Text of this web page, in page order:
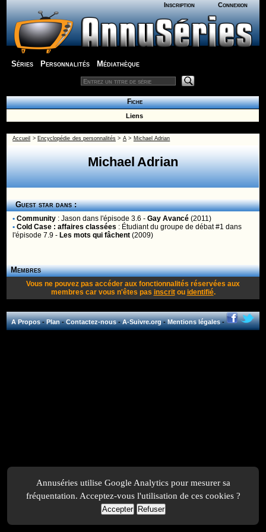
Inscription Connexion
Séries Personnalités Médiathèque
Fiche
Liens
Accueil > Encyclopédie des personnalités > A> Michael Adrian
Michael Adrian
Guest star dans :
• Community :Jason dans l'épisode 3.6 -Gay Avancé (2011)
• Cold Case : affaires classées : Étudiant du groupe de débat #1 dans
l'épisode 7.9 - Les mots qui fâchent (2009)
Membres
Vous ne pouvez pas accéder aux fonctionnalités réservées aux
membres car vous n'êtes pas inscritou identifié.
A Propos-Plan-Contactez-nous-A-Suivre.org-Mentions légales-
Annuséries utilise Google Analytics pour mesurer sa
fréquentation. Acceptez-vous l'utilisation de ces cookies ?
Accepter Refuser